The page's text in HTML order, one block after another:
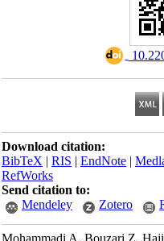
Download citation:
BibTeX|RIS|EndNote|
RefWorks
Send citation to:
Mendeley
Zotero
Mohammadi A, Bouzari Z,